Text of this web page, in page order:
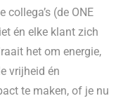
(de ONE
én elke klant zich
het om energie,
vrijheid én
te maken, of je nu